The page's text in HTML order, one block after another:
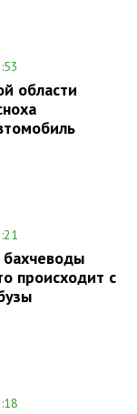
области
бахчеводы
происходит с